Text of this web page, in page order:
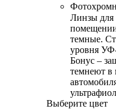
Линзы для
темные.
уровня
Бонус –
темнеют в
Выберите цвет